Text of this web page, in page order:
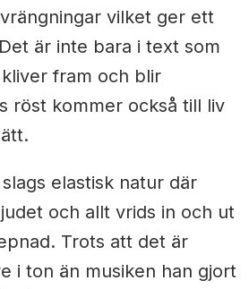
vilket ger ett
är inte bara i text som
fram och blir
röst kommer också till liv
elastisk natur där
och allt vrids in och ut
Trots att det är
i ton än musiken han gjort